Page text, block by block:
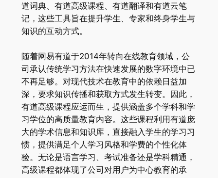
道词典、有道高级课程、有道翻译和有道云笔
记，这些工具旨在提升学生、专家和终身学生与
知识的互动方式。
随着网易有道于2014年转向在线教育领域，公
司承认传统学习方法在快速发展的数字环境中已
不再足够。对现代技术在教育中的依赖日益加
深，要求知识传播和获取方式发生转变。因此，
有道高级课程应运而生，提供涵盖多个学科和学
习学位的高质量教育内容。这些课程利用有道庞
大的学术信息和知识库，直接融入学生的学习习
惯，提供满足个人学习风格和学费的个性化体
验。无论是语言学习、考试准备还是学科精通，
高级课程都体现了公司对用户为中心教育的承